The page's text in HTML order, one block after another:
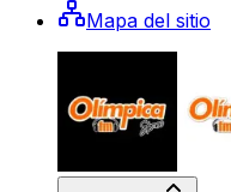
Mapa del sitio